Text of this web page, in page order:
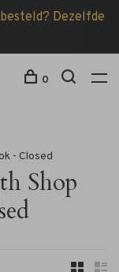
Dezelfde
0
- Closed
Shop